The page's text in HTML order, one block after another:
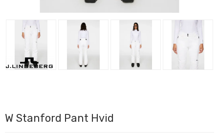
W Stanford Pant Hvid